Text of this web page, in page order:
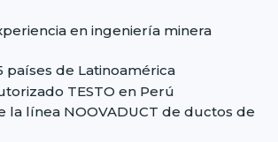
en ingeniería minera
países de Latinoamérica
TESTO en Perú
la línea NOOVADUCT de ductos de